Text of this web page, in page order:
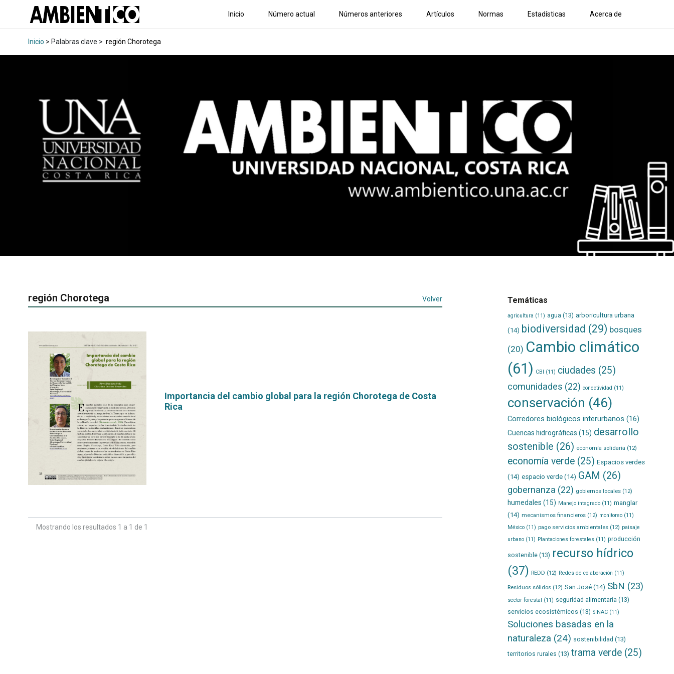
Inicio Número actual Números anteriores Artículos Normas Estadísticas Acerca de
Inicio > Palabras clave > región Chorotega
región Chorotega Volver
Importancia del cambio global para la región Chorotega de Costa
Rica
Mostrando los resultados 1 a 1 de 1
Temáticas
agricultura (11) agua (13) arboricultura urbana
(14) biodiversidad (29) bosques
(20) Cambio climático
(61) CBI (11) ciudades (25)
comunidades (22) conectividad (11)
conservación (46)
Corredores biológicos interurbanos (16)
Cuencas hidrográficas (15) desarrollo
sostenible (26) economía solidaria (12)
economía verde(25) Espacios verdes
(14) espacio verde(14) GAM (26)
gobernanza (22) gobiernos locales(12)
humedales (15) Manejo integrado(11) manglar
(14) mecanismos financieros(12) monitoreo(11)
México(11) pago servicios ambientales(12) paisaje
urbano(11) Plantaciones forestales(11) producción
sostenible(13) recurso hídrico
(37) REDD (12) Redes de colaboración (11)
Residuos sólidos(12) San José(14) SbN (23)
sector forestal (11) seguridad alimentaria (13)
servicios ecosistémicos (13) SINAC(11)
Soluciones basadas en la
naturaleza (24) sostenibilidad (13)
territorios rurales (13) trama verde(25)